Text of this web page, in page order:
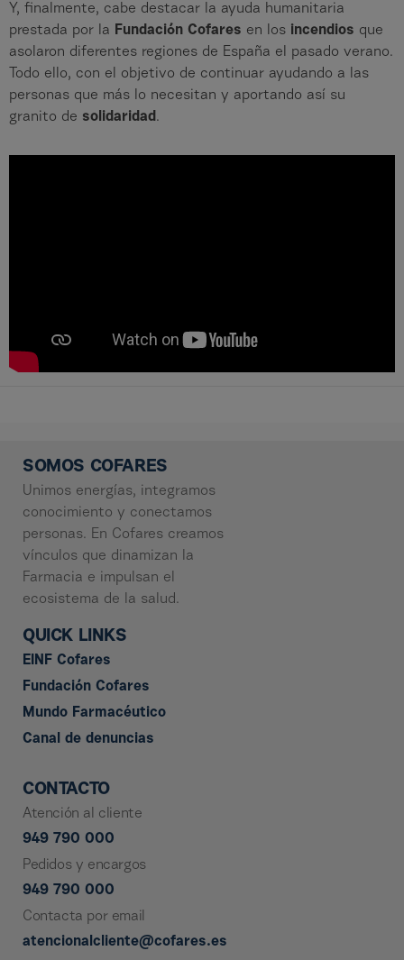
Y, finalmente, cabe destacar la ayuda humanitaria
prestada por la Fundación Cofares en los incendios que
asolaron diferentes regiones de España el pasado verano.
Todo ello, con el objetivo de continuar ayudando a las
personas que más lo necesitan y aportando así su
granito de solidaridad.
SOMOS COFARES
Unimos energías, integramos
conocimiento y conectamos
personas. En Cofares creamos
vínculos que dinamizan la
Farmacia e impulsan el
ecosistema de la salud.
QUICK LINKS
EINF Cofares
Fundación Cofares
Mundo Farmacéutico
Canal de denuncias
CONTACTO
Atención al cliente
949 790 000
Pedidos y encargos
949 790 000
Contacta por email
atencionalcliente@cofares.es